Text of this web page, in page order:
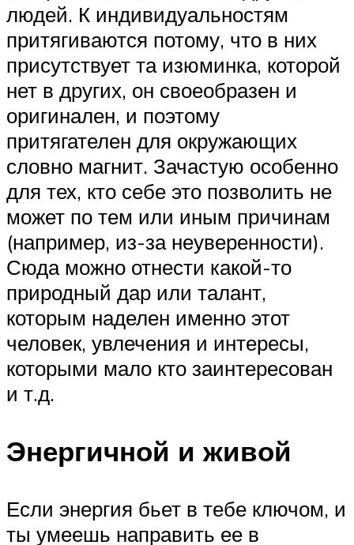
людей. К индивидуальностям
притягиваются потому, что в них
присутствует та изюминка, которой
нет в других, он своеобразен и
оригинален, и поэтому
притягателен для окружающих
словно магнит. Зачастую особенно
для тех, кто себе это позволить не
может по тем или иным причинам
(например, из-за неуверенности).
Сюда можно отнести какой-то
природный дар или талант,
которым наделен именно этот
человек, увлечения и интересы,
которыми мало кто заинтересован
и т.д.
Энергичной и живой
Если энергия бьет в тебе ключом, и
ты умеешь направить ее в